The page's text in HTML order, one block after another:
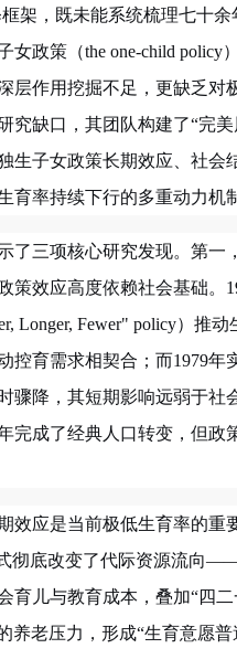
架，既未能系统梳理七十
女政策（the one-child policy
层作用挖掘不足，更缺乏对
究缺口，其团队构建了“完
生子女政策长期效应、社会
育率持续下行的多重动力机
三项核心研究发现。第一
策效应高度依赖社会基础。
Longer, Fewer" policy）推
控育需求相契合；而1979年
骤降，其短期影响远弱于社
完成了经典人口转变，但政
应是当前极低生育率的重
彻底改变了代际资源流向
育儿与教育成本，叠加“四
养老压力，形成“生育意愿